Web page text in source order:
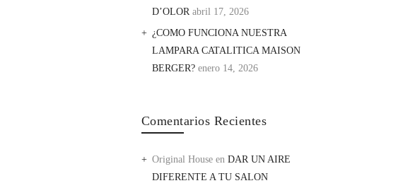
D’OLOR abril 17, 2026
¿COMO FUNCIONA NUESTRA
LAMPARA CATALITICA MAISON
BERGER? enero 14, 2026
Comentarios Recientes
Original Houseen DAR UN AIRE
DIFERENTE A TU SALON